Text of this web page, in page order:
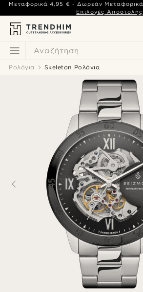
Αναζήτηση
Μεταφορικά 4,95 € - Δωρεάν
Επιλογές Αποστολής
Ρολόγια Skeleton Ρολόγια